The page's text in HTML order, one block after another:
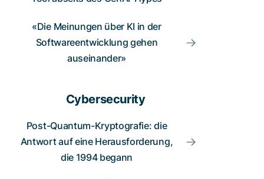
«Die Meinungen über KI in der
Softwareentwicklung gehen
auseinander»
Cybersecurity
Post-Quantum-Kryptografie: die
Antwort auf eine Herausforderung,
die 1994 begann